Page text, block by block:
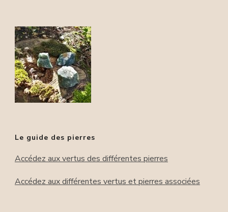
Le guide des pierres
Accédez aux vertus des différentes pierres
Accédez aux différentes vertus et pierres associées